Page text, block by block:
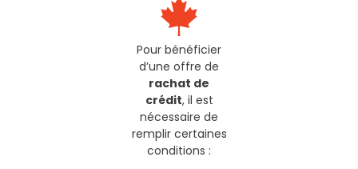
Pour bénéficier
d’une offre de
rachat de
crédit, il est
nécessaire de
remplir certaines
conditions :